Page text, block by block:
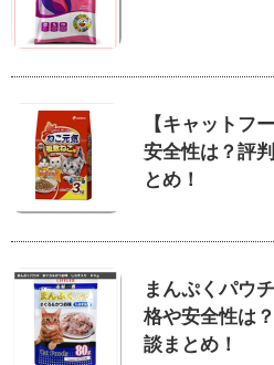
【キャットフ
安全性は？評
とめ！
まんぷくパウ
格や安全性は
談まとめ！